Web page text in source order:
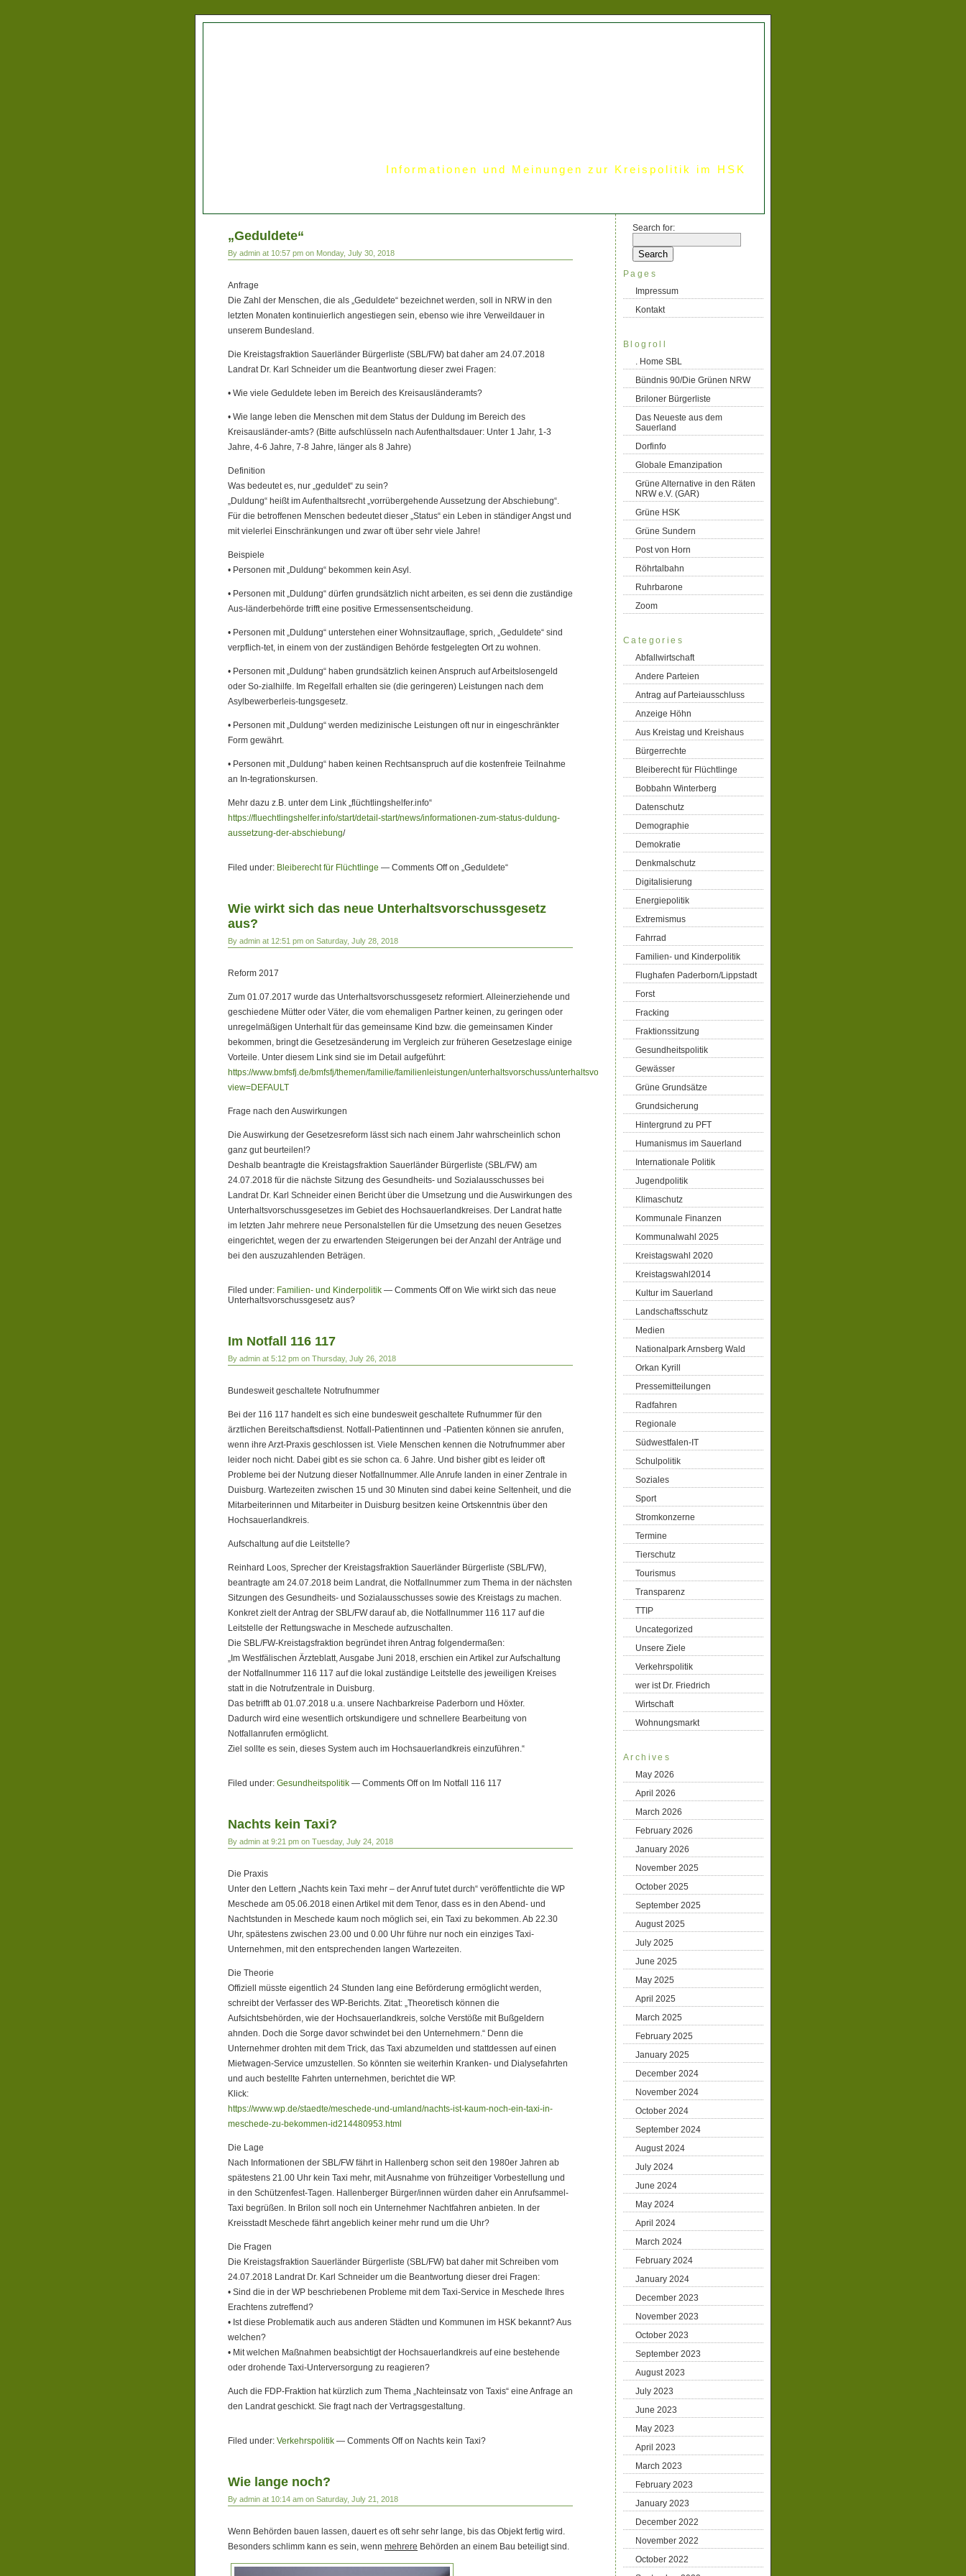
Informationen und Meinungen zur Kreispolitik im HSK
„Geduldete“
By admin at 10:57 pm on Monday, July 30, 2018
Anfrage
Die Zahl der Menschen, die als „Geduldete“ bezeichnet werden, soll in NRW in den
letzten Monaten kontinuierlich angestiegen sein, ebenso wie ihre Verweildauer in
unserem Bundesland.
Die Kreistagsfraktion Sauerländer Bürgerliste (SBL/FW) bat daher am 24.07.2018
Landrat Dr. Karl Schneider um die Beantwortung dieser zwei Fragen:
• Wie viele Geduldete leben im Bereich des Kreisausländeramts?
• Wie lange leben die Menschen mit dem Status der Duldung im Bereich des
Kreisausländer-amts? (Bitte aufschlüsseln nach Aufenthaltsdauer: Unter 1 Jahr, 1-3
Jahre, 4-6 Jahre, 7-8 Jahre, länger als 8 Jahre)
Definition
Was bedeutet es, nur „geduldet“ zu sein?
„Duldung“ heißt im Aufenthaltsrecht „vorrübergehende Aussetzung der Abschiebung“.
Für die betroffenen Menschen bedeutet dieser „Status“ ein Leben in ständiger Angst und
mit vielerlei Einschränkungen und zwar oft über sehr viele Jahre!
Beispiele
• Personen mit „Duldung“ bekommen kein Asyl.
• Personen mit „Duldung“ dürfen grundsätzlich nicht arbeiten, es sei denn die zuständige
Aus-länderbehörde trifft eine positive Ermessensentscheidung.
• Personen mit „Duldung“ unterstehen einer Wohnsitzauflage, sprich, „Geduldete“ sind
verpflich-tet, in einem von der zuständigen Behörde festgelegten Ort zu wohnen.
• Personen mit „Duldung“ haben grundsätzlich keinen Anspruch auf Arbeitslosengeld
oder So-zialhilfe. Im Regelfall erhalten sie (die geringeren) Leistungen nach dem
Asylbewerberleis-tungsgesetz.
• Personen mit „Duldung“ werden medizinische Leistungen oft nur in eingeschränkter
Form gewährt.
• Personen mit „Duldung“ haben keinen Rechtsanspruch auf die kostenfreie Teilnahme
an In-tegrationskursen.
Mehr dazu z.B. unter dem Link „flüchtlingshelfer.info“
https://fluechtlingshelfer.info/start/detail-start/news/informationen-zum-status-duldung-
aussetzung-der-abschiebung/
Filed under: Bleiberecht für Flüchtlinge — Comments Offon „Geduldete“
Wie wirkt sich das neue Unterhaltsvorschussgesetz
aus?
By admin at 12:51 pm on Saturday, July 28, 2018
Reform 2017
Zum 01.07.2017 wurde das Unterhaltsvorschussgesetz reformiert. Alleinerziehende und
geschiedene Mütter oder Väter, die vom ehemaligen Partner keinen, zu geringen oder
unregelmäßigen Unterhalt für das gemeinsame Kind bzw. die gemeinsamen Kinder
bekommen, bringt die Gesetzesänderung im Vergleich zur früheren Gesetzeslage einige
Vorteile. Unter diesem Link sind sie im Detail aufgeführt:
https://www.bmfsfj.de/bmfsfj/themen/familie/familienleistungen/unterhaltsvorschuss/unterhaltsvorschuss/73558?
view=DEFAULT
Frage nach den Auswirkungen
Die Auswirkung der Gesetzesreform lässt sich nach einem Jahr wahrscheinlich schon
ganz gut beurteilen!?
Deshalb beantragte die Kreistagsfraktion Sauerländer Bürgerliste (SBL/FW) am
24.07.2018 für die nächste Sitzung des Gesundheits- und Sozialausschusses bei
Landrat Dr. Karl Schneider einen Bericht über die Umsetzung und die Auswirkungen des
Unterhaltsvorschussgesetzes im Gebiet des Hochsauerlandkreises. Der Landrat hatte
im letzten Jahr mehrere neue Personalstellen für die Umsetzung des neuen Gesetzes
eingerichtet, wegen der zu erwartenden Steigerungen bei der Anzahl der Anträge und
bei den auszuzahlenden Beträgen.
Filed under: Familien- und Kinderpolitik — Comments Offon Wie wirkt sich das neue
Unterhaltsvorschussgesetz aus?
Im Notfall 116 117
By admin at 5:12 pm on Thursday, July 26, 2018
Bundesweit geschaltete Notrufnummer
Bei der 116 117 handelt es sich eine bundesweit geschaltete Rufnummer für den
ärztlichen Bereitschaftsdienst. Notfall-Patientinnen und -Patienten können sie anrufen,
wenn ihre Arzt-Praxis geschlossen ist. Viele Menschen kennen die Notrufnummer aber
leider noch nicht. Dabei gibt es sie schon ca. 6 Jahre. Und bisher gibt es leider oft
Probleme bei der Nutzung dieser Notfallnummer. Alle Anrufe landen in einer Zentrale in
Duisburg. Wartezeiten zwischen 15 und 30 Minuten sind dabei keine Seltenheit, und die
Mitarbeiterinnen und Mitarbeiter in Duisburg besitzen keine Ortskenntnis über den
Hochsauerlandkreis.
Aufschaltung auf die Leitstelle?
Reinhard Loos, Sprecher der Kreistagsfraktion Sauerländer Bürgerliste (SBL/FW),
beantragte am 24.07.2018 beim Landrat, die Notfallnummer zum Thema in der nächsten
Sitzungen des Gesundheits- und Sozialausschusses sowie des Kreistags zu machen.
Konkret zielt der Antrag der SBL/FW darauf ab, die Notfallnummer 116 117 auf die
Leitstelle der Rettungswache in Meschede aufzuschalten.
Die SBL/FW-Kreistagsfraktion begründet ihren Antrag folgendermaßen:
„Im Westfälischen Ärzteblatt, Ausgabe Juni 2018, erschien ein Artikel zur Aufschaltung
der Notfallnummer 116 117 auf die lokal zuständige Leitstelle des jeweiligen Kreises
statt in die Notrufzentrale in Duisburg.
Das betrifft ab 01.07.2018 u.a. unsere Nachbarkreise Paderborn und Höxter.
Dadurch wird eine wesentlich ortskundigere und schnellere Bearbeitung von
Notfallanrufen ermöglicht.
Ziel sollte es sein, dieses System auch im Hochsauerlandkreis einzuführen.“
Filed under: Gesundheitspolitik — Comments Offon Im Notfall 116 117
Nachts kein Taxi?
By admin at 9:21 pm on Tuesday, July 24, 2018
Die Praxis
Unter den Lettern „Nachts kein Taxi mehr – der Anruf tutet durch“ veröffentlichte die WP
Meschede am 05.06.2018 einen Artikel mit dem Tenor, dass es in den Abend- und
Nachtstunden in Meschede kaum noch möglich sei, ein Taxi zu bekommen. Ab 22.30
Uhr, spätestens zwischen 23.00 und 0.00 Uhr führe nur noch ein einziges Taxi-
Unternehmen, mit den entsprechenden langen Wartezeiten.
Die Theorie
Offiziell müsste eigentlich 24 Stunden lang eine Beförderung ermöglicht werden,
schreibt der Verfasser des WP-Berichts. Zitat: „Theoretisch können die
Aufsichtsbehörden, wie der Hochsauerlandkreis, solche Verstöße mit Bußgeldern
ahnden. Doch die Sorge davor schwindet bei den Unternehmern.“ Denn die
Unternehmer drohten mit dem Trick, das Taxi abzumelden und stattdessen auf einen
Mietwagen-Service umzustellen. So könnten sie weiterhin Kranken- und Dialysefahrten
und auch bestellte Fahrten unternehmen, berichtet die WP.
Klick:
https://www.wp.de/staedte/meschede-und-umland/nachts-ist-kaum-noch-ein-taxi-in-
meschede-zu-bekommen-id214480953.html
Die Lage
Nach Informationen der SBL/FW fährt in Hallenberg schon seit den 1980er Jahren ab
spätestens 21.00 Uhr kein Taxi mehr, mit Ausnahme von frühzeitiger Vorbestellung und
in den Schützenfest-Tagen. Hallenberger Bürger/innen würden daher ein Anrufsammel-
Taxi begrüßen. In Brilon soll noch ein Unternehmer Nachtfahren anbieten. In der
Kreisstadt Meschede fährt angeblich keiner mehr rund um die Uhr?
Die Fragen
Die Kreistagsfraktion Sauerländer Bürgerliste (SBL/FW) bat daher mit Schreiben vom
24.07.2018 Landrat Dr. Karl Schneider um die Beantwortung dieser drei Fragen:
• Sind die in der WP beschriebenen Probleme mit dem Taxi-Service in Meschede Ihres
Erachtens zutreffend?
• Ist diese Problematik auch aus anderen Städten und Kommunen im HSK bekannt? Aus
welchen?
• Mit welchen Maßnahmen beabsichtigt der Hochsauerlandkreis auf eine bestehende
oder drohende Taxi-Unterversorgung zu reagieren?
Auch die FDP-Fraktion hat kürzlich zum Thema „Nachteinsatz von Taxis“ eine Anfrage an
den Landrat geschickt. Sie fragt nach der Vertragsgestaltung.
Filed under: Verkehrspolitik — Comments Offon Nachts kein Taxi?
Wie lange noch?
By admin at 10:14 am on Saturday, July 21, 2018
Wenn Behörden bauen lassen, dauert es oft sehr sehr lange, bis das Objekt fertig wird.
Besonders schlimm kann es sein, wenn mehrere Behörden an einem Bau beteiligt sind.
Search for:
Pages
Impressum
Kontakt
Blogroll
. Home SBL
Bündnis 90/Die Grünen NRW
Briloner Bürgerliste
Das Neueste aus dem
Sauerland
Dorfinfo
Globale Emanzipation
Grüne Alternative in den Räten
NRW e.V. (GAR)
Grüne HSK
Grüne Sundern
Post von Horn
Röhrtalbahn
Ruhrbarone
Zoom
Categories
Abfallwirtschaft
Andere Parteien
Antrag auf Parteiausschluss
Anzeige Höhn
Aus Kreistag und Kreishaus
Bürgerrechte
Bleiberecht für Flüchtlinge
Bobbahn Winterberg
Datenschutz
Demographie
Demokratie
Denkmalschutz
Digitalisierung
Energiepolitik
Extremismus
Fahrrad
Familien- und Kinderpolitik
Flughafen Paderborn/Lippstadt
Forst
Fracking
Fraktionssitzung
Gesundheitspolitik
Gewässer
Grüne Grundsätze
Grundsicherung
Hintergrund zu PFT
Humanismus im Sauerland
Internationale Politik
Jugendpolitik
Klimaschutz
Kommunale Finanzen
Kommunalwahl 2025
Kreistagswahl 2020
Kreistagswahl2014
Kultur im Sauerland
Landschaftsschutz
Medien
Nationalpark Arnsberg Wald
Orkan Kyrill
Pressemitteilungen
Radfahren
Regionale
Südwestfalen-IT
Schulpolitik
Soziales
Sport
Stromkonzerne
Termine
Tierschutz
Tourismus
Transparenz
TTIP
Uncategorized
Unsere Ziele
Verkehrspolitik
wer ist Dr. Friedrich
Wirtschaft
Wohnungsmarkt
Archives
May 2026
April 2026
March 2026
February 2026
January 2026
November 2025
October 2025
September 2025
August 2025
July 2025
June 2025
May 2025
April 2025
March 2025
February 2025
January 2025
December 2024
November 2024
October 2024
September 2024
August 2024
July 2024
June 2024
May 2024
April 2024
March 2024
February 2024
January 2024
December 2023
November 2023
October 2023
September 2023
August 2023
July 2023
June 2023
May 2023
April 2023
March 2023
February 2023
January 2023
December 2022
November 2022
October 2022